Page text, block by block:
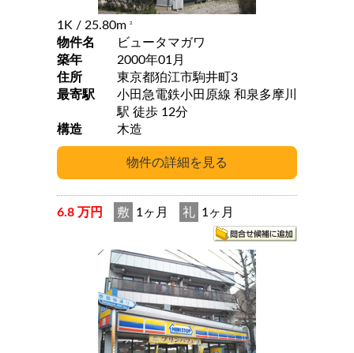
1K / 25.80m 2
物件名
ビュータマガワ
築年
2000年01月
住所
東京都狛江市駒井町3
最寄駅
小田急電鉄小田原線 和泉多摩川
駅 徒歩 12分
構造
木造
6.8 万円 敷 1ヶ月 礼 1ヶ月